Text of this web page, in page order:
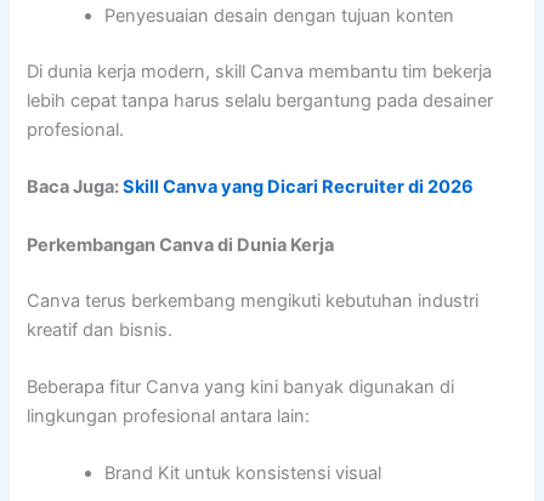
Penyesuaian desain dengan tujuan konten
Di dunia kerja modern, skill Canva membantu tim bekerja
lebih cepat tanpa harus selalu bergantung pada desainer
profesional.
Baca Juga:Skill Canva yang Dicari Recruiter di 2026
Perkembangan Canva di Dunia Kerja
Canva terus berkembang mengikuti kebutuhan industri
kreatif dan bisnis.
Beberapa fitur Canva yang kini banyak digunakan di
lingkungan profesional antara lain:
Brand Kit untuk konsistensi visual